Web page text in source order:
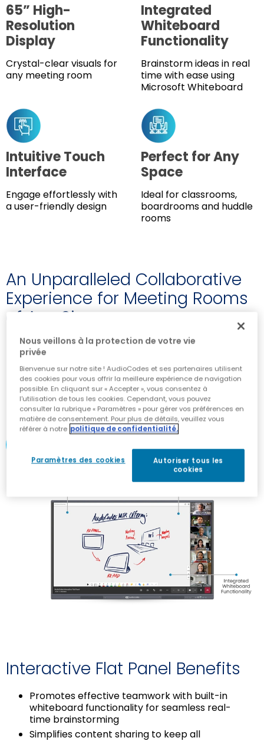
65” High-
Resolution
Display
Crystal-clear visuals for
any meeting room
Integrated
Whiteboard
Functionality
Brainstorm ideas in real
time with ease using
Microsoft Whiteboard
Intuitive Touch
Interface
Engage effortlessly with
a user-friendly design
Perfect for Any
Space
Ideal for classrooms,
boardrooms and huddle
rooms
An Unparalleled Collaborative
Experience for Meeting Rooms
of Any Size
Outstanding image clarity with high color
accuracy, a wide color gamut and 72% NTSC
Intuitive operation with 40 touchpoints and a
minimal object recognition of 2mm
Easily share content across locations with
OCR support and multiple built-in templates
Interactive Flat Panel Benefits
Promotes effective teamwork with built-in
whiteboard functionality for seamless real-
time brainstorming
Simplifies content sharing to keep all
Nous veillons à la protection de votre vie
privée
Bienvenue sur notre site ! AudioCodes et ses partenaires utilisent
des cookies pour vous offrir la meilleure expérience de navigation
possible. En cliquant sur « Accepter », vous consentez à
l'utilisation de tous les cookies. Cependant, vous pouvez
consulter la rubrique « Paramètres » pour gérer vos préférences en
matière de consentement. Pour plus de détails, veuillez vous
référer à notre politique de confidentialité.
Paramètres des cookies
Autoriser tous les
cookies